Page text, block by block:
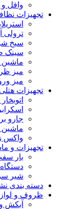
وافل
تجهیزات
ترولی
سیخ
سینک
میز
میز
تجهیزات
اسکرابر
جارو
واکس
تجهیزات و
بار
شیر
دسته بندی
ظروف و
آبکش